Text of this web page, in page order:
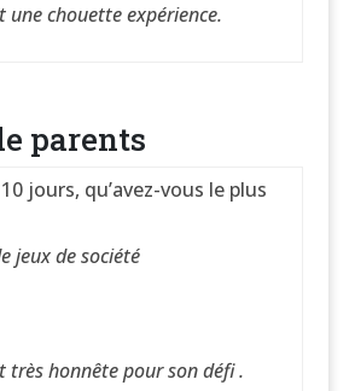
une chouette expérience.
parents
jours, qu’avez-vous le plus
jeux de société
très honnête pour son défi .